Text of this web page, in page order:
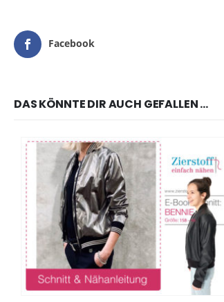
Facebook
DAS KÖNNTE DIR AUCH GEFALLEN …